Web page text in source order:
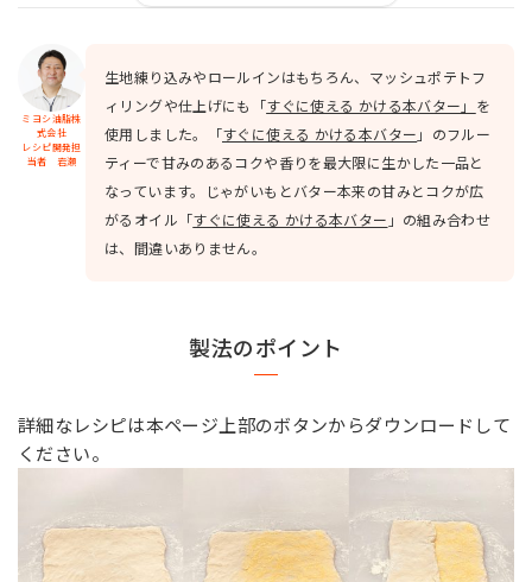
ミヨシ油脂株
式会社
レシピ開発担
当者 岩瀬
生地練り込みやロールインはもちろん、マッシュポテトフ
ィリングや仕上げにも「すぐに使える かける本バター」 を
使用しました。「すぐに使える かける本バター 」のフルー
ティーで甘みのあるコクや香りを最大限に生かした一品と
なっています。じゃがいもとバター本来の甘みとコクが広
がるオイル「すぐに使える かける本バター 」の組み合わせ
は、間違いありません。
製法のポイント
詳細なレシピは本ページ上部のボタンからダウンロードして
ください。